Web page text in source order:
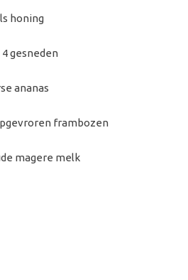
honing
gesneden
ananas
frambozen
magere melk